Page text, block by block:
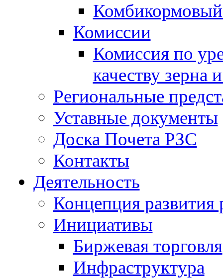
Комбикормовый
Комиссии
Комиссия по
качеству зерна
Региональные
Уставные документы
Доска Почета РЗС
Контакты
Деятельность
Концепция развития
Инициативы
Биржевая торговля
Инфраструктура